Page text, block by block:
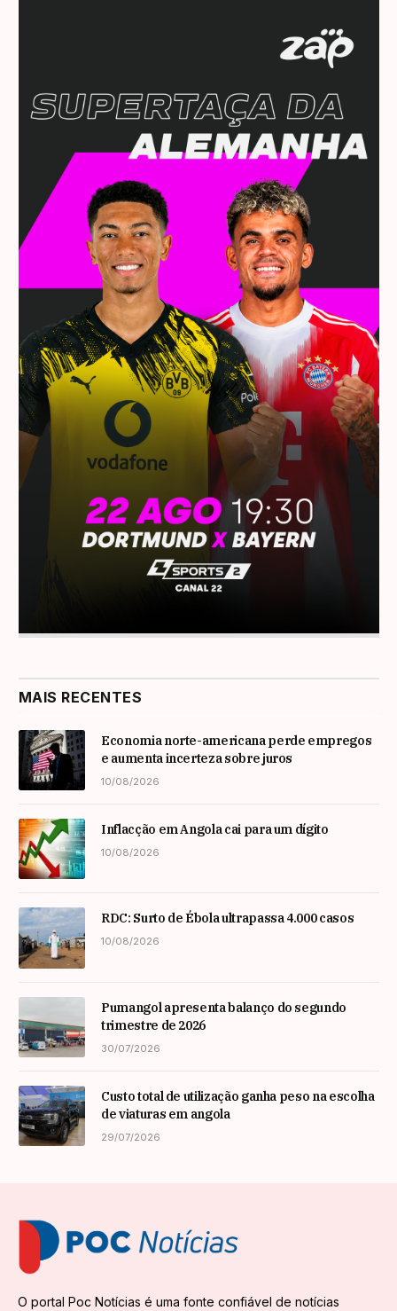
MAIS RECENTES
Economia norte-americana perde empregos
e aumenta incerteza sobre juros
10/08/2026
Inflacção em Angola cai para um dígito
10/08/2026
RDC: Surto de Ébola ultrapassa 4.000 casos
10/08/2026
Pumangol apresenta balanço do segundo
trimestre de 2026
30/07/2026
Custo total de utilização ganha peso na escolha
de viaturas em angola
29/07/2026
O portal Poc Notícias é uma fonte confiável de notícias